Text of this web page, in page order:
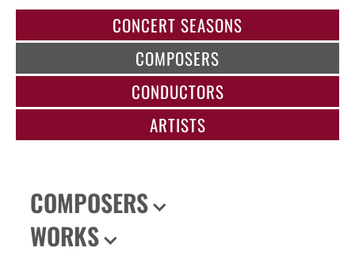
CONCERT SEASONS
COMPOSERS
CONDUCTORS
ARTISTS
COMPOSERS
WORKS